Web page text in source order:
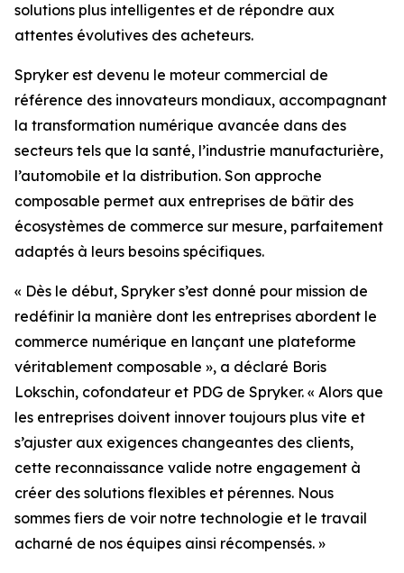
solutions plus intelligentes et de répondre aux
attentes évolutives des acheteurs.
Spryker est devenu le moteur commercial de
référence des innovateurs mondiaux, accompagnant
la transformation numérique avancée dans des
secteurs tels que la santé, l’industrie manufacturière,
l’automobile et la distribution. Son approche
composable permet aux entreprises de bâtir des
écosystèmes de commerce sur mesure, parfaitement
adaptés à leurs besoins spécifiques.
« Dès le début, Spryker s’est donné pour mission de
redéfinir la manière dont les entreprises abordent le
commerce numérique en lançant une plateforme
véritablement composable », a déclaré Boris
Lokschin, cofondateur et PDG de Spryker. « Alors que
les entreprises doivent innover toujours plus vite et
s’ajuster aux exigences changeantes des clients,
cette reconnaissance valide notre engagement à
créer des solutions flexibles et pérennes. Nous
sommes fiers de voir notre technologie et le travail
acharné de nos équipes ainsi récompensés. »